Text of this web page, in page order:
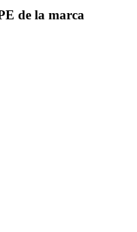
de la marca